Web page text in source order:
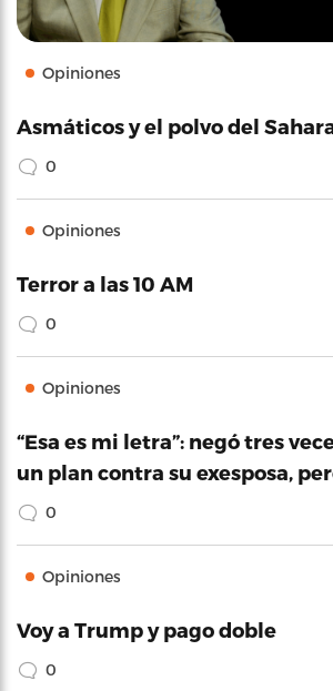
Opiniones
Asmáticos y el polvo del
0
Opiniones
Terror a las 10 AM
0
Opiniones
“Esa es mi letra”: negó tres
un plan contra su exesposa,
0
Opiniones
Voy a Trump y pago doble
0